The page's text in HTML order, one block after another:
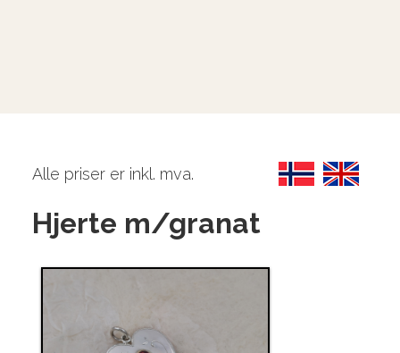
Alle priser er inkl. mva.
Hjerte m/granat